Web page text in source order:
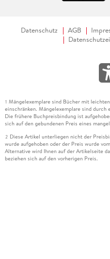
Datenschutz AGB
1 Mängelexemplare sind Bücher mit
einschränken. Mängelexemplare sind
Die frühere Buchpreisbindung ist
sich auf den gebundenen Preis eines
2 Diese Artikel unterliegen nicht der
wurde aufgehoben oder der Preis wurde
Alternative wird Ihnen auf der Artikelseite
beziehen sich auf den vorherigen Preis.